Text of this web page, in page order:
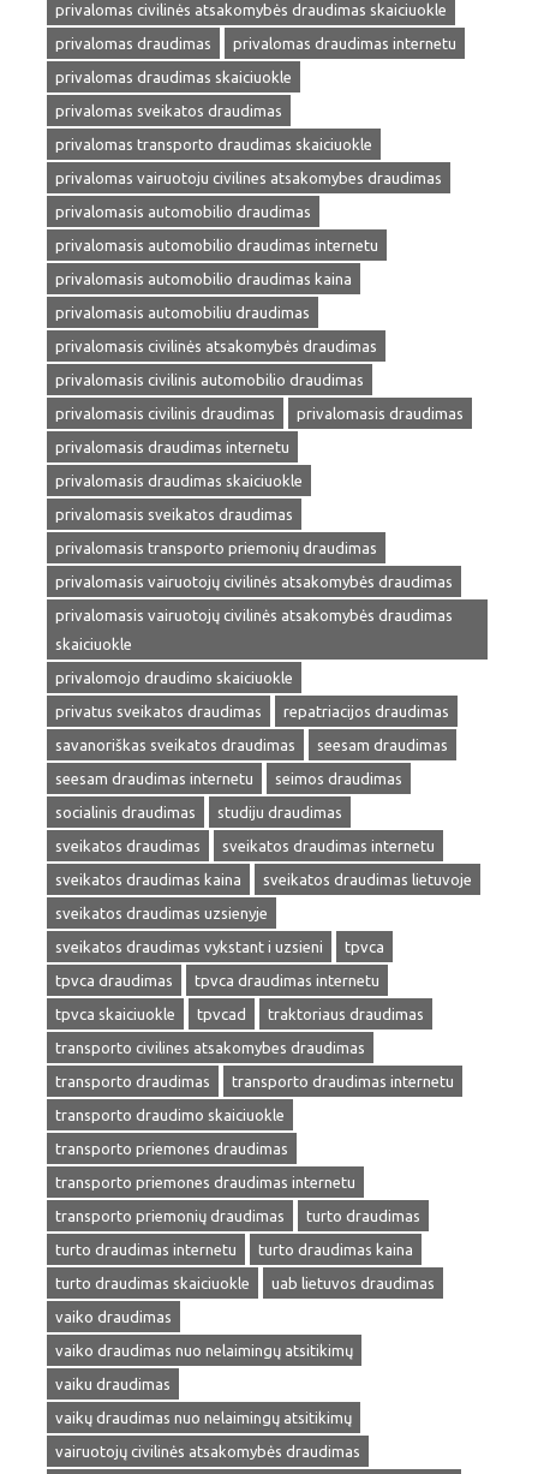
privalomas civilinės atsakomybės draudimas skaiciuokle
privalomas draudimas
privalomas draudimas internetu
privalomas draudimas skaiciuokle
privalomas sveikatos draudimas
privalomas transporto draudimas skaiciuokle
privalomas vairuotoju civilines atsakomybes draudimas
privalomasis automobilio draudimas
privalomasis automobilio draudimas internetu
privalomasis automobilio draudimas kaina
privalomasis automobiliu draudimas
privalomasis civilinės atsakomybės draudimas
privalomasis civilinis automobilio draudimas
privalomasis civilinis draudimas
privalomasis draudimas
privalomasis draudimas internetu
privalomasis draudimas skaiciuokle
privalomasis sveikatos draudimas
privalomasis transporto priemonių draudimas
privalomasis vairuotojų civilinės atsakomybės draudimas
privalomasis vairuotojų civilinės atsakomybės draudimas
skaiciuokle
privalomojo draudimo skaiciuokle
privatus sveikatos draudimas
repatriacijos draudimas
savanoriškas sveikatos draudimas
seesam draudimas
seesam draudimas internetu
seimos draudimas
socialinis draudimas
studiju draudimas
sveikatos draudimas
sveikatos draudimas internetu
sveikatos draudimas kaina
sveikatos draudimas lietuvoje
sveikatos draudimas uzsienyje
sveikatos draudimas vykstant i uzsieni
tpvca
tpvca draudimas
tpvca draudimas internetu
tpvca skaiciuokle
tpvcad
traktoriaus draudimas
transporto civilines atsakomybes draudimas
transporto draudimas
transporto draudimas internetu
transporto draudimo skaiciuokle
transporto priemones draudimas
transporto priemones draudimas internetu
transporto priemonių draudimas
turto draudimas
turto draudimas internetu
turto draudimas kaina
turto draudimas skaiciuokle
uab lietuvos draudimas
vaiko draudimas
vaiko draudimas nuo nelaimingų atsitikimų
vaiku draudimas
vaikų draudimas nuo nelaimingų atsitikimų
vairuotojų civilinės atsakomybės draudimas